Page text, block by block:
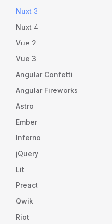
Nuxt 3
Nuxt 4
Vue 2
Vue 3
Angular Confetti
Angular Fireworks
Astro
Ember
Inferno
jQuery
Lit
Preact
Qwik
Riot